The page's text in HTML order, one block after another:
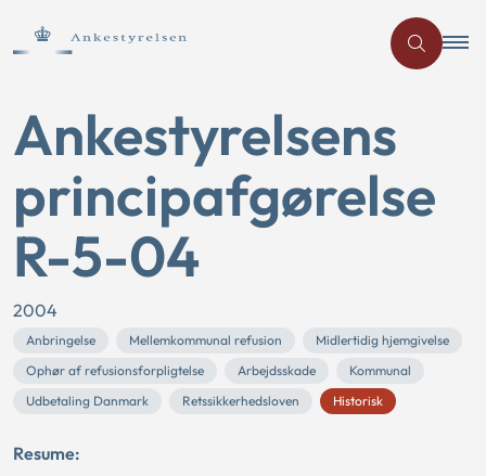
Ankestyrelsens
principafgørelse
R-5-04
2004
Anbringelse Mellemkommunal refusion
Midlertidig hjemgivelse
Ophør af refusionsforpligtelse
Arbejdsskade
Kommunal
Udbetaling Danmark
Retssikkerhedsloven Historisk
Resume: